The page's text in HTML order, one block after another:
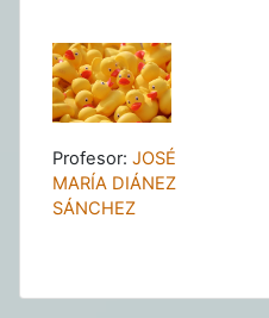
Profesor: JOSÉ
MARÍA DIÁNEZ
SÁNCHEZ